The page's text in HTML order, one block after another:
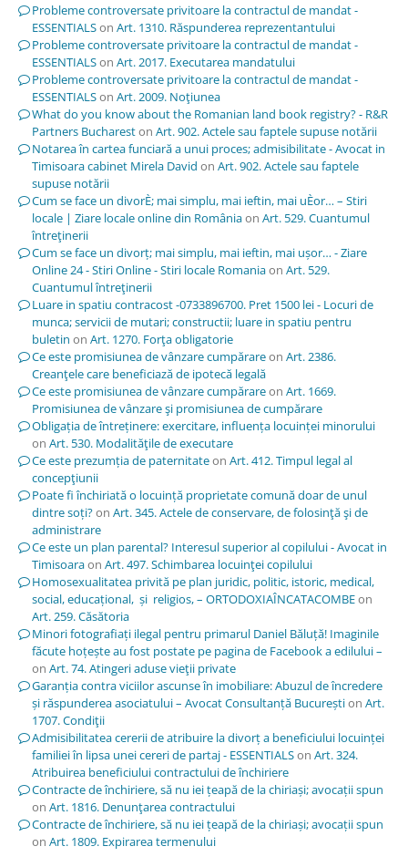
Probleme controversate privitoare la contractul de mandat -
ESSENTIALSon Art. 1310. Răspunderea reprezentantului
Probleme controversate privitoare la contractul de mandat -
ESSENTIALSon Art. 2017. Executarea mandatului
Probleme controversate privitoare la contractul de mandat -
ESSENTIALSon Art. 2009. Noţiunea
What do you know about the Romanian land book registry? - R&R
Partners Buchareston Art. 902. Actele sau faptele supuse notării
Notarea în cartea funciară a unui proces; admisibilitate - Avocat in
Timisoara cabinet Mirela David on Art. 902. Actele sau faptele
supuse notării
Cum se face un divorÈ; mai simplu, mai ieftin, mai uÈor… – Stiri
locale | Ziare locale online din Româniaon Art. 529. Cuantumul
întreţinerii
Cum se face un divorț; mai simplu, mai ieftin, mai ușor… - Ziare
Online 24 - Stiri Online - Stiri locale Romaniaon Art. 529.
Cuantumul întreţinerii
Luare in spatiu contracost -0733896700. Pret 1500 lei - Locuri de
munca; servicii de mutari; constructii; luare in spatiu pentru
buletin on Art. 1270. Forţa obligatorie
Ce este promisiunea de vânzare cumpărareon Art. 2386.
Creanţele care beneficiază de ipotecă legală
Ce este promisiunea de vânzare cumpărareon Art. 1669.
Promisiunea de vânzare şi promisiunea de cumpărare
Obligația de întreținere: exercitare, influența locuinței minorului
on Art. 530. Modalităţile de executare
Ce este prezumția de paternitateon Art. 412. Timpul legal al
concepţiunii
Poate fi închiriată o locuință proprietate comună doar de unul
dintre soți?on Art. 345. Actele de conservare, de folosinţă şi de
administrare
Ce este un plan parental? Interesul superior al copilului - Avocat in
Timisoaraon Art. 497. Schimbarea locuinţei copilului
Homosexualitatea privită pe plan juridic, politic, istoric, medical,
social, educațional, și religios, – ORTODOXIAÎNCATACOMBEon
Art. 259. Căsătoria
Minori fotografiați ilegal pentru primarul Daniel Băluță! Imaginile
făcute hoțește au fost postate pe pagina de Facebook a edilului –
on Art. 74. Atingeri aduse vieţii private
Garanția contra viciilor ascunse în imobiliare: Abuzul de încredere
și răspunderea asociatului – Avocat Consultanță Bucureștion Art.
1707. Condiţii
Admisibilitatea cererii de atribuire la divorț a beneficiului locuinței
familiei în lipsa unei cereri de partaj - ESSENTIALSon Art. 324.
Atribuirea beneficiului contractului de închiriere
Contracte de închiriere, să nu iei țeapă de la chiriași; avocații spun
on Art. 1816. Denunţarea contractului
Contracte de închiriere, să nu iei țeapă de la chiriași; avocații spun
on Art. 1809. Expirarea termenului